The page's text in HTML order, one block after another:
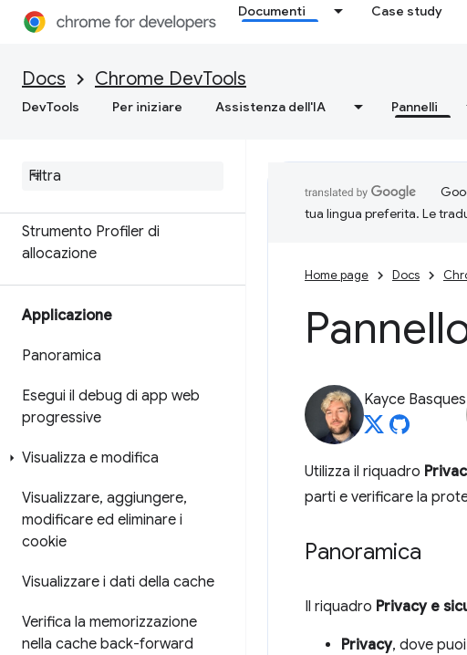
Documenti Case study
Docs Chrome DevTools
DevTools Per iniziare Assistenza dell'IA Pannelli
Memoria
Panoramica
Terminologia della memoria
Strumento Profiler di
allocazione
Applicazione
Panoramica
Esegui il debug di app web
progressive
Visualizza e modifica
Visualizzare, aggiungere,
modificare ed eliminare i
cookie
Visualizzare i dati della cache
Verifica la memorizzazione
nella cache back-forward
tua lingua preferita. Le
Home page Docs
Kayce Basques
Utilizza il riquadro
parti e verificare la
Panoramica
Il riquadro Privacy e
Privacy, dove